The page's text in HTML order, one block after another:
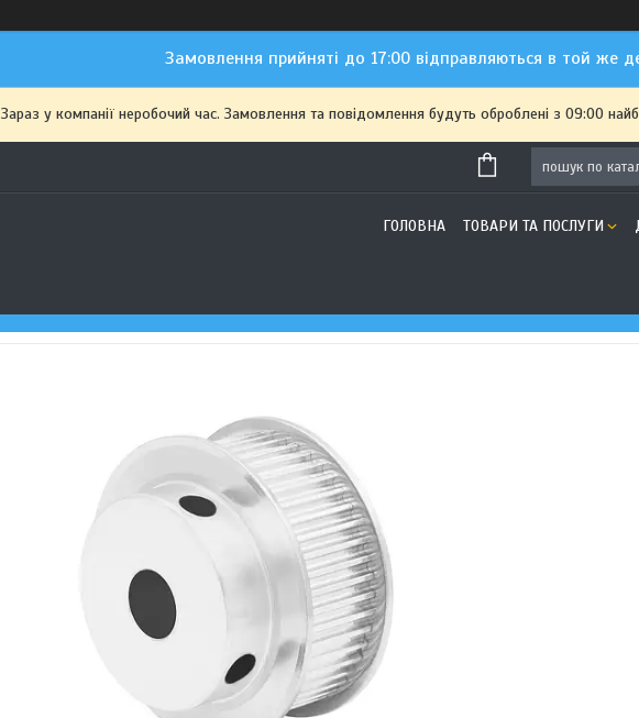
Замовлення прийняті до 17:00 відправляються в той же
Зараз у компанії неробочий час. Замовлення та повідомлення будуть оброблені з 09:00
ГОЛОВНА ТОВАРИ ТА ПОСЛУГИ